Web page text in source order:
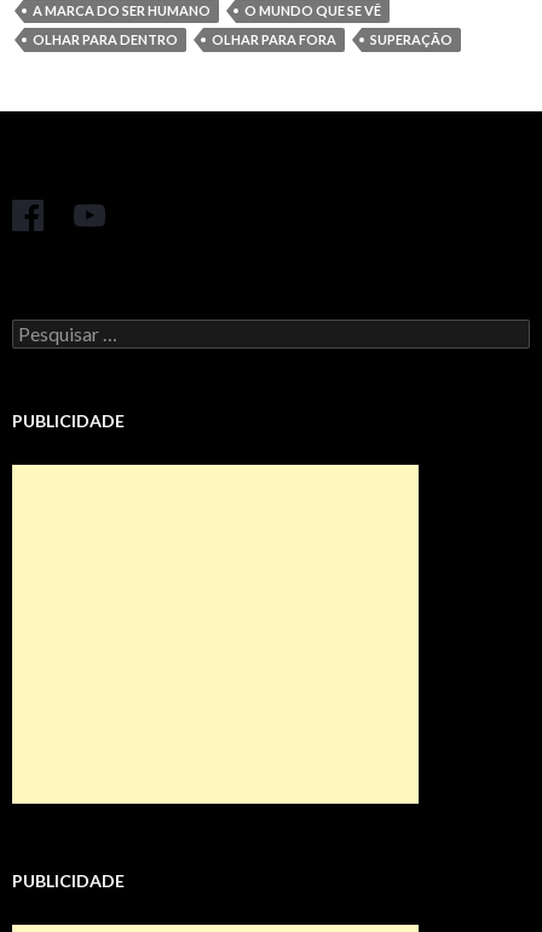
A MARCA DO SER HUMANO
O MUNDO QUE SE VÊ
OLHAR PARA DENTRO
OLHAR PARA FORA SUPERAÇÃO
Pesquisar
por:
PUBLICIDADE
PUBLICIDADE